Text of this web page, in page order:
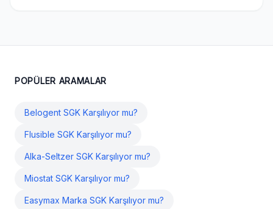
POPÜLER ARAMALAR
Belogent SGK Karşılıyor mu?
Flusible SGK Karşılıyor mu?
Alka-Seltzer SGK Karşılıyor mu?
Miostat SGK Karşılıyor mu?
Easymax Marka SGK Karşılıyor mu?